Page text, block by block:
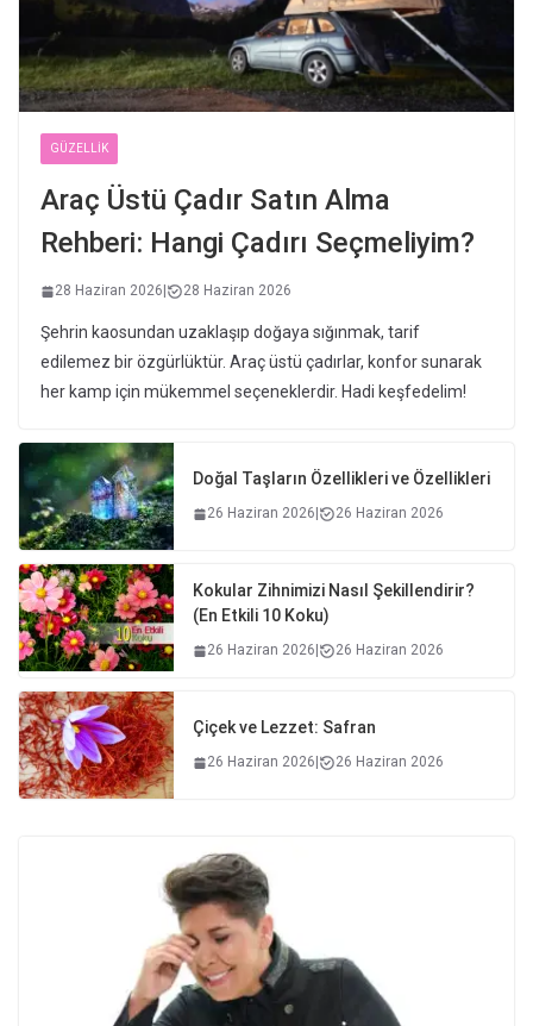
GÜZELLIK
Araç Üstü Çadır Satın Alma
Rehberi: Hangi Çadırı Seçmeliyim?
28 Haziran 2026 28 Haziran 2026
Şehrin kaosundan uzaklaşıp doğaya sığınmak, tarif
edilemez bir özgürlüktür. Araç üstü çadırlar, konfor sunarak
her kamp için mükemmel seçeneklerdir. Hadi keşfedelim!
Doğal Taşların Özellikleri ve Özellikleri
26 Haziran 2026 26 Haziran 2026
Kokular Zihnimizi Nasıl Şekillendirir?
(En Etkili 10 Koku)
26 Haziran 2026 26 Haziran 2026
Çiçek ve Lezzet: Safran
26 Haziran 2026 26 Haziran 2026